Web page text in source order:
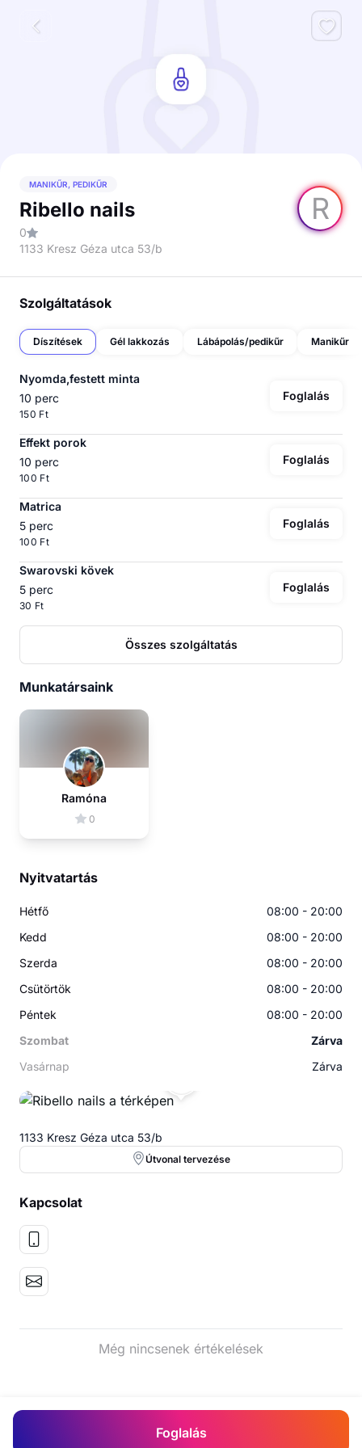
R
MANIKŰR, PEDIKŰR
Ribello nails
0
1133 Kresz Géza utca 53/b
Szolgáltatások
Díszítések Gél lakkozás Lábápolás/pedikűr Manikűr
Nyomda,festett minta
10 perc
150 Ft
Foglalás
Effekt porok
10 perc
100 Ft
Foglalás
Matrica
5 perc
100 Ft
Foglalás
Swarovski kövek
5 perc
30 Ft
Foglalás
Összes szolgáltatás
Munkatársaink
Ramóna
0
Nyitvatartás
Hétfő
08:00 - 20:00
Kedd
08:00 - 20:00
Szerda
08:00 - 20:00
Csütörtök
08:00 - 20:00
Péntek
08:00 - 20:00
Szombat
Zárva
Vasárnap
Zárva
1133 Kresz Géza utca 53/b
Útvonal tervezése
Kapcsolat
Még nincsenek értékelések
Foglalás